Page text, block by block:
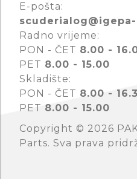
E-pošta:
Radno vrijeme:
PON - ČET 8.00 -
PET 8.00 - 15.00
Skladište:
PON - ČET 8.00 -
PET 8.00 - 15.00
Copyright © 2026
Parts. Sva prava